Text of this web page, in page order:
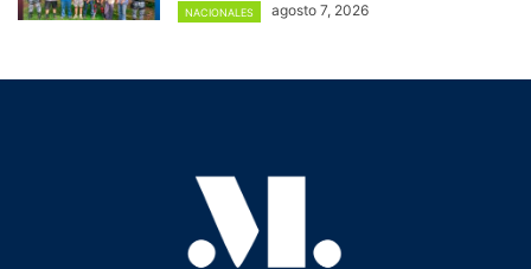
NACIONALES agosto 7, 2026